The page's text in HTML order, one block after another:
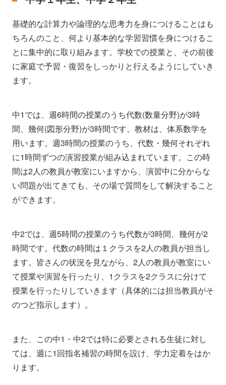
基礎的な計算力や論理的な思考力を身につけることはも
ちろんのこと、何より基本的な学習習慣を身につけるこ
とに集中的に取り組みます。学校での授業と、その前後
に家庭で予習・復習をしっかりと行えるようにしていき
ます。
中1では、週6時間の授業のうち代数(数量分野)が3時
間、幾何(図形分野)が3時間です。教材は、体系数学を
用います。週3時間の授業のうち、代数・幾何それぞれ
に1時間ずつの演習授業が組み込まれています。この時
間は2人の教員が教室にいますから、演習中に分からな
い問題が出てきても、その場で質問をして解決すること
ができます。
中2では、週5時間の授業のうち代数が3時間、幾何が2
時間です。代数の時間は１クラスを2人の教員が担当し
ます。皆さんの状況を見ながら、2人の教員が教室にい
て授業や演習を行ったり、1クラスを2クラスに分けて
授業を行ったりしていきます（具体的には担当教員がそ
のつど指示します）。
また、この中1・中2では特に必要とされる生徒に対し
ては、週に1回指名補習の時間を設け、学力定着をはか
ります。